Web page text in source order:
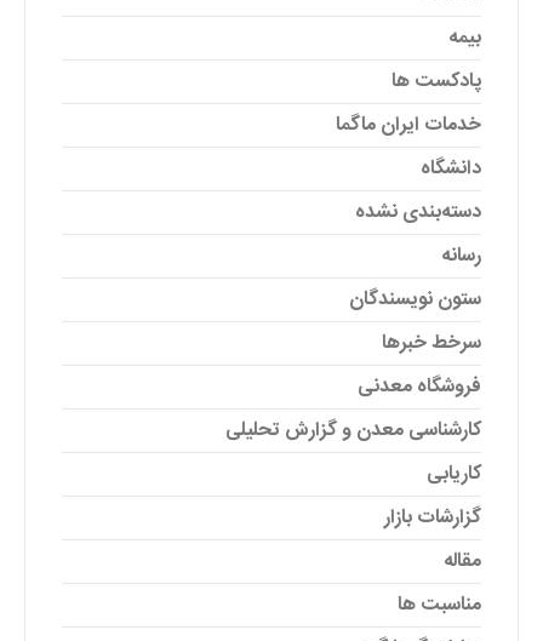
بیمه
پادکست ها
خدمات ایران ماگما
دانشگاه
دسته‌بندی نشده
رسانه
ستون نویسندگان
سرخط خبرها
فروشگاه معدنی
کارشناسی معدن و گزارش تحلیلی
کاریابی
گزارشات بازار
مقاله
مناسبت ها